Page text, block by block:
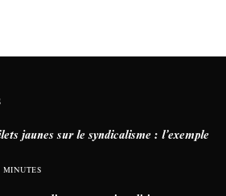
jaunes sur le syndicalisme : l’exemple
MINUTES